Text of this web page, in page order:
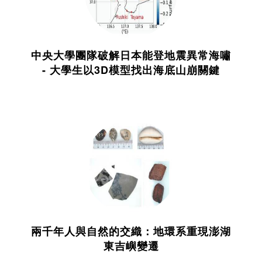
中央大學團隊破解日本能登地震異常海嘯
- 大學生以3D模型找出海底山崩關鍵
兩千年人與自然的交織：地環系重現澎湖
東吉嶼變遷